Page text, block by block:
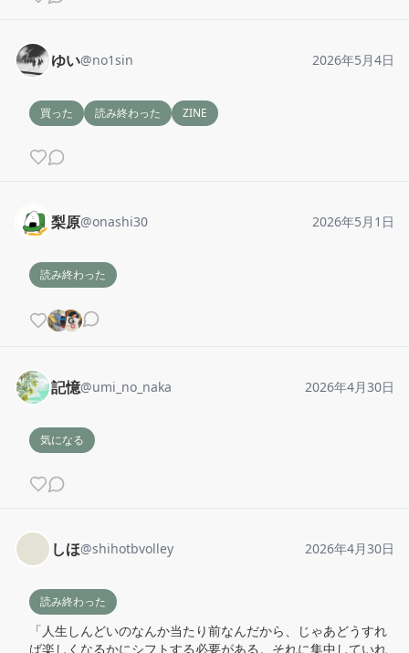
ゆい@no1sin 2026年5月4日
買った 読み終わった ZINE
梨原@onashi30 2026年5月1日
読み終わった
記憶@umi_no_naka 2026年4月30日
気になる
しほ@shihotbvolley 2026年4月30日
読み終わった
「人生しんどいのなんか当たり前なんだから、じゃあどうすれ
ば楽しくなるかにシフトする必要がある。それに集中していれ